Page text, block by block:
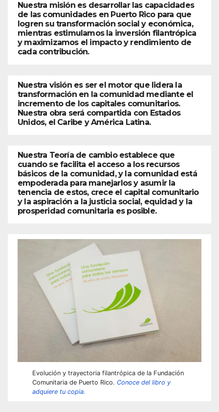
Nuestra misión es desarrollar las capacidades
de las comunidades en Puerto Rico para que
logren su transformación social y económica,
mientras estimulamos la inversión filantrópica
y maximizamos el impacto y rendimiento de
cada contribución.
Nuestra visión es ser el motor que lidera la
transformación en la comunidad mediante el
incremento de los capitales comunitarios.
Nuestra obra será compartida con Estados
Unidos, el Caribe y América Latina.
Nuestra Teoría de cambio establece que
cuando se facilita el acceso a los recursos
básicos de la comunidad, y la comunidad está
empoderada para manejarlos y asumir la
tenencia de estos, crece el capital comunitario
y la aspiración a la justicia social, equidad y la
prosperidad comunitaria es posible.
Evolución y trayectoria filantrópica de la Fundación
Comunitaria de Puerto Rico. Conoce del libro y
adquiere tu copia.